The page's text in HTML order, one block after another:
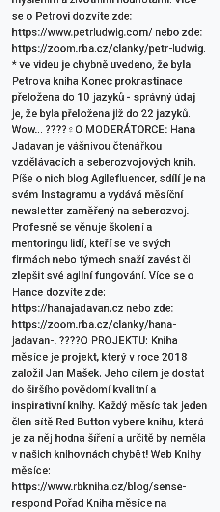
se o Petrovi dozvíte zde:
https://www.petrludwig.com/ nebo zde:
https://zoom.rba.cz/clanky/petr-ludwig.
* ve videu je chybně uvedeno, že byla
Petrova kniha Konec prokrastinace
přeložena do 10 jazyků - správný údaj
je, že byla přeložena již do 22 jazyků.
Wow... ????‍♀️O MODERÁTORCE: Hana
Jadavan je vášnivou čtenářkou
vzdělávacích a seberozvojových knih.
Píše o nich blog Agilefluencer, sdílí je na
svém Instagramu a vydává měsíční
newsletter zaměřený na seberozvoj.
Profesně se věnuje školení a
mentoringu lidí, kteří se ve svých
firmách nebo týmech snaží zavést či
zlepšit své agilní fungování. Více se o
Hance dozvíte zde:
https://hanajadavan.cz nebo zde:
https://zoom.rba.cz/clanky/hana-
jadavan-. ????O PROJEKTU: Kniha
měsíce je projekt, který v roce 2018
založil Jan Mašek. Jeho cílem je dostat
do širšího povědomí kvalitní a
inspirativní knihy. Každý měsíc tak jeden
člen sítě Red Button vybere knihu, která
je za něj hodna šíření a určitě by neměla
v našich knihovnách chybět! Web Knihy
měsíce:
https://www.rbkniha.cz/blog/sense-
respond Pořad Kniha měsíce na